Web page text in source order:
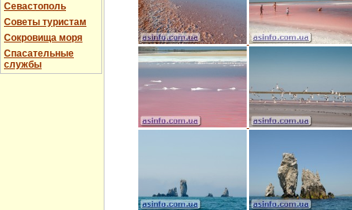
Севастополь
Советы туристам
Сокровища моря
Спасательные
службы